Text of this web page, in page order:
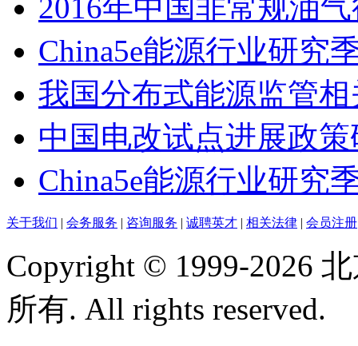
2016年中国非常规油
China5e能源行业研
我国分布式能源监管
中国电改试点进展政
China5e能源行业研究
关于我们 | 会务服务 | 咨询服务 | 诚聘英才 | 相关法律 | 会员注册
Copyright © 1999-2026
所有. All rights reserved.